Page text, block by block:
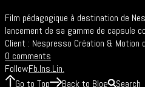
Film pédagogique à destination de
lancement de sa gamme de capsule
Client : Nespresso Création & Motion
0 comments
FollowFb.Ins.Lin.
Go to Top Back to Blog Search